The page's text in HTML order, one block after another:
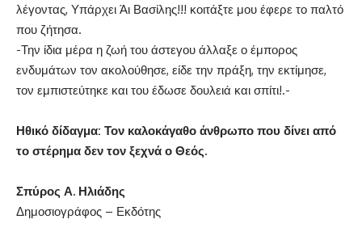
λέγοντας, Υπάρχει Άι Βασίλης!!! κοιτάξτε μου έφερε το παλτό
που ζήτησα.
-Την ίδια μέρα η ζωή του άστεγου άλλαξε ο έμπορος
ενδυμάτων τον ακολούθησε, είδε την πράξη, την εκτίμησε,
τον εμπιστεύτηκε και του έδωσε δουλειά και σπίτι!.-
Ηθικό δίδαγμα: Τον καλοκάγαθο άνθρωπο που δίνει από
το στέρημα δεν τον ξεχνά ο Θεός.
Σπύρος Α. Ηλιάδης
Δημοσιογράφος – Εκδότης